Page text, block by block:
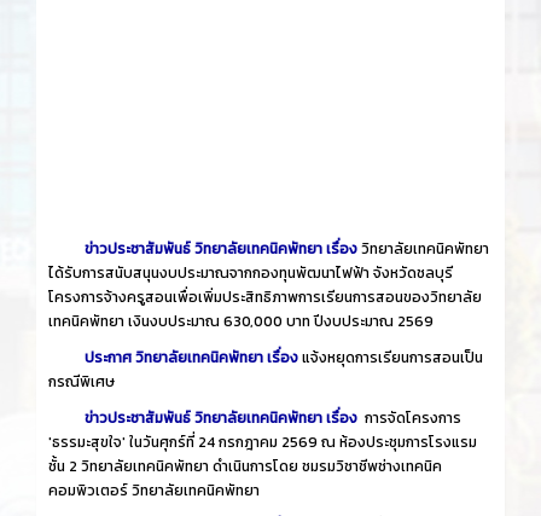
ข่าวประชาสัมพันธ์ วิทยาลัยเทคนิคพัทยา เรื่องวิทยาลัยเทคนิคพัทยา
ได้รับการสนับสนุนงบประมาณจากกองทุนพัฒนาไฟฟ้า จังหวัดชลบุรี
โครงการจ้างครูสอนเพื่อเพิ่มประสิทธิภาพการเรียนการสอนของวิทยาลัย
เทคนิคพัทยา เงินงบประมาณ 630,000 บาท ปีงบประมาณ 2569
ประกาศ วิทยาลัยเทคนิคพัทยา เรื่องแจ้งหยุดการเรียนการสอนเป็น
กรณีพิเศษ
ข่าวประชาสัมพันธ์ วิทยาลัยเทคนิคพัทยา เรื่อง การจัดโครงการ
'ธรรมะสุขใจ' ในวันศุกร์ที่ 24 กรกฎาคม 2569 ณ ห้องประชุมการโรงแรม
ชั้น 2 วิทยาลัยเทคนิคพัทยา ดำเนินการโดย ชมรมวิชาชีพช่างเทคนิค
คอมพิวเตอร์ วิทยาลัยเทคนิคพัทยา